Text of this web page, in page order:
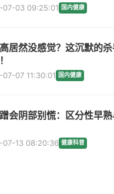
07-03 09:25:01 国内健康
居然没感觉？这沉默的
07 11:30:01 国内健康
会阴部别慌：区分性早
07-13 08:20:36 健康科普